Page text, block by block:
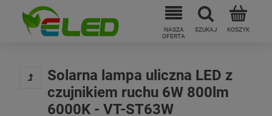
Solarna lampa uliczna LED z
czujnikiem ruchu 6W 800lm
6000K - VT-ST63W